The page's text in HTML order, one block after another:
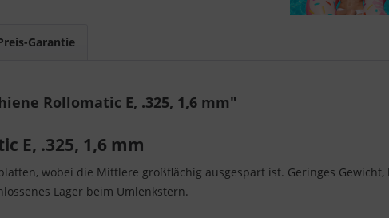
Garantie
Rollomatic E, .325, 1,6 mm"
E, .325, 1,6 mm
wobei die Mittlere großflächig ausgespart ist. Geringes
Lager beim Umlenkstern.